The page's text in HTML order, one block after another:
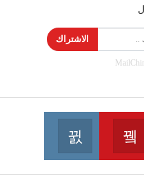
الاشتراك
Join us on
Youtube
Join us on Youtube